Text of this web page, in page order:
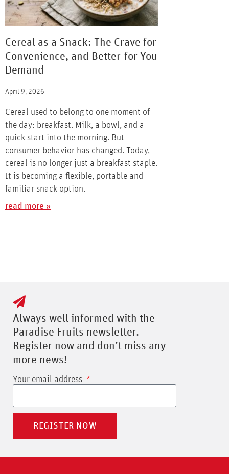
Cereal as a Snack: The Crave for
Convenience, and Better-for-You
Demand
April 9, 2026
Cereal used to belong to one moment of
the day: breakfast. Milk, a bowl, and a
quick start into the morning. But
consumer behavior has changed. Today,
cereal is no longer just a breakfast staple.
It is becoming a flexible, portable and
familiar snack option.
read more »
Always well informed with the
Paradise Fruits newsletter.
Register now and don’t miss any
more news!
Your email address
REGISTER NOW